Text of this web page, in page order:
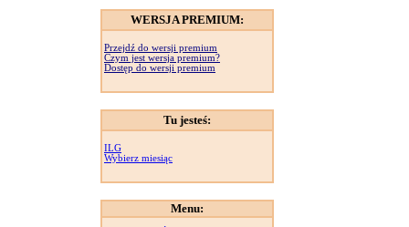
WERSJA PREMIUM:
Przejdź do wersji premium
Czym jest wersja premium?
Dostęp do wersji premium
Tu jesteś:
ILG
Wybierz miesiąc
Menu: